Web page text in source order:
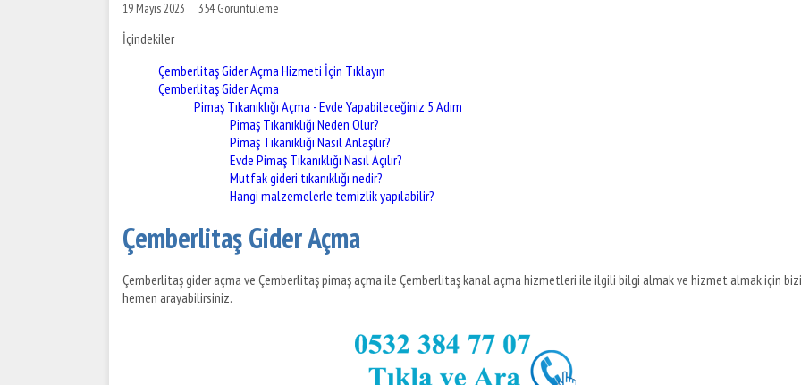
19 Mayıs 2023 354 Görüntüleme
İçindekiler
Çemberlitaş Gider Açma Hizmeti İçin Tıklayın
Çemberlitaş Gider Açma
Pimaş Tıkanıklığı Açma - Evde Yapabileceğiniz 5 Adım
Pimaş Tıkanıklığı Neden Olur?
Pimaş Tıkanıklığı Nasıl Anlaşılır?
Evde Pimaş Tıkanıklığı Nasıl Açılır?
Mutfak gideri tıkanıklığı nedir?
Hangi malzemelerle temizlik yapılabilir?
Çemberlitaş Gider Açma
Çemberlitaş gider açma ve Çemberlitaş pimaş açma ile Çemberlitaş kanal açma hizmetleri ile ilgili bilgi almak ve hizmet almak için bizi
hemen arayabilirsiniz.